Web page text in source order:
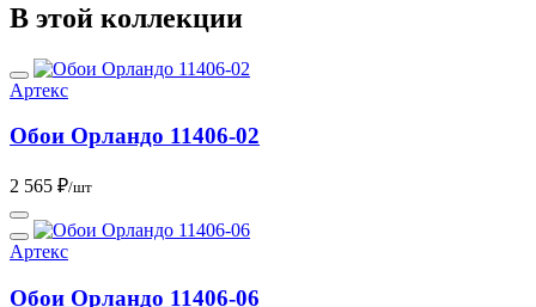
В этой коллекции
Артекс
Обои Орландо 11406-02
2 565 ₽/шт
Артекс
Обои Орландо 11406-06